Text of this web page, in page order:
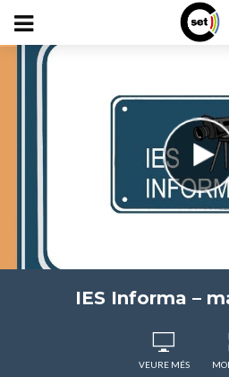
IES Informa –
VEURE MÉS